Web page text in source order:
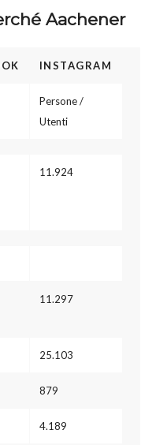
Aachener
INSTAGRAM
Persone /
Utenti
11.924
11.297
25.103
879
4.189